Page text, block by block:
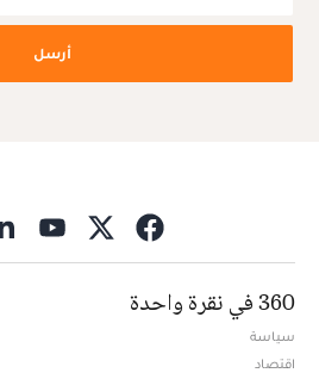
أرسل
360 في نقرة واحدة
سياسة
اقتصاد